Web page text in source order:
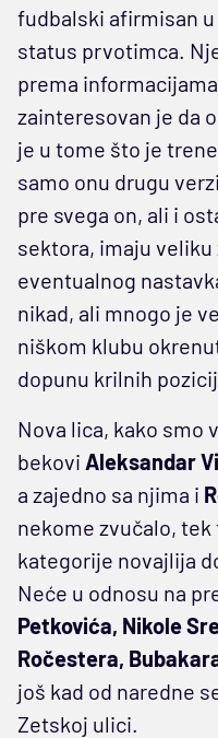
fudbalski afirmisan
status prvotimca.
prema informacijama
zainteresovan je da
je u tome što je
samo onu drugu
pre svega on, ali i
sektora, imaju
eventualnog
nikad, ali mnogo je
niškom klubu
dopunu krilnih
Nova lica, kako smo
bekovi Aleksandar
a zajedno sa njima i
nekome zvučalo, tek
kategorije novajlija
Neće u odnosu na
Petkovića, Nikole
Ročestera,
još kad od naredne
Zetskoj ulici.